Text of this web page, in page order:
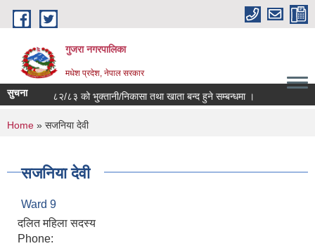
Skip to main content
गुजरा नगरपालिका
मधेश प्रदेश, नेपाल सरकार
सुचनाआ.व ०८२/८३ को भु्क्तानी/निकासा तथा खाता बन्द हुने सम्बन्धमा ।
You are here
Home » सजनिया देवी
सजनिया देवी
Ward 9
दलित महिला सदस्य
Phone: